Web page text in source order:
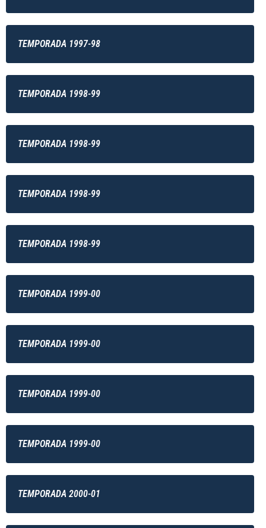
TEMPORADA 1997-98
TEMPORADA 1998-99
TEMPORADA 1998-99
TEMPORADA 1998-99
TEMPORADA 1998-99
TEMPORADA 1999-00
TEMPORADA 1999-00
TEMPORADA 1999-00
TEMPORADA 1999-00
TEMPORADA 2000-01